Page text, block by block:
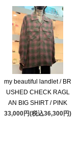
my beautiful landlet / BR
USHED CHECK RAGL
AN BIG SHIRT / PINK
33,000円(税込36,300円)